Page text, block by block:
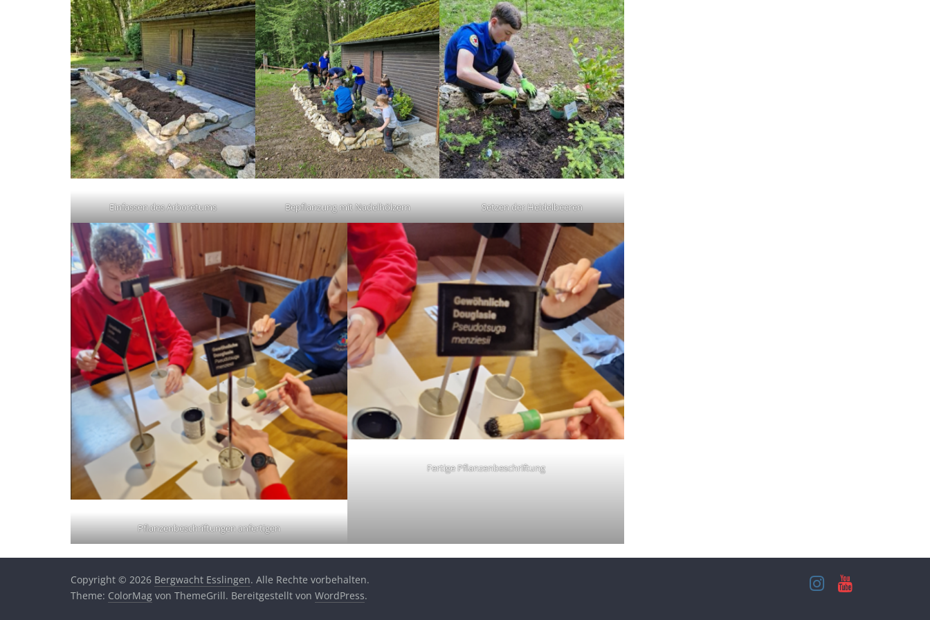
Einfassen des Arboretums Bepflanzung mit Nadelhölzern Setzen der Heidelbeeren
Pflanzenbeschriftungen anfertigen
Fertige Pflanzenbeschriftung
Copyright © 2026 Bergwacht Esslingen. Alle Rechte vorbehalten.
Theme: ColorMag von ThemeGrill. Bereitgestellt von WordPress.